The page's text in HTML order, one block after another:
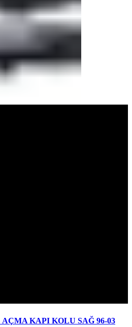
KAPI KOLU SAĞ 96-03